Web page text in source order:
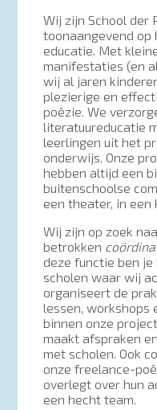
Wij zijn School der
toonaangevend op
educatie. Met
manifestaties (en
wij al jaren
plezierige en
poëzie. We
literatuureducatie
leerlingen uit het
onderwijs. Onze
hebben altijd een
buitenschoolse
een theater, in een
Wij zijn op zoek
betrokken
deze functie ben
scholen waar wij
organiseert de
lessen, workshops
binnen onze
maakt afspraken
met scholen. Ook
onze freelance-
overlegt over hun
een hecht team.